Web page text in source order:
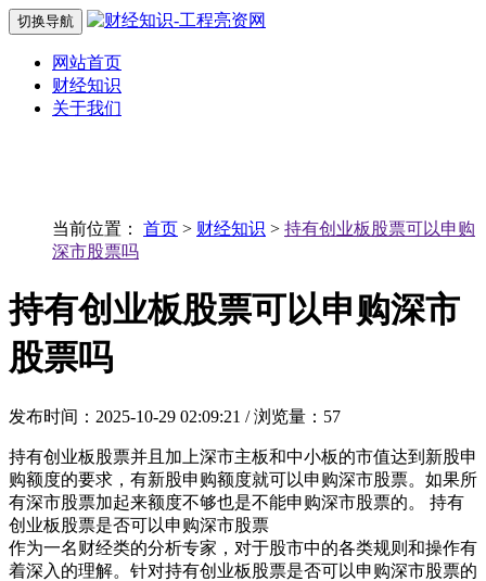
切换导航
网站首页
财经知识
关于我们
当前位置： 首页 > 财经知识 > 持有创业板股票可以申购
深市股票吗
持有创业板股票可以申购深市
股票吗
发布时间：2025-10-29 02:09:21 / 浏览量：57
持有创业板股票并且加上深市主板和中小板的市值达到新股申
购额度的要求，有新股申购额度就可以申购深市股票。如果所
有深市股票加起来额度不够也是不能申购深市股票的。 持有
创业板股票是否可以申购深市股票
作为一名财经类的分析专家，对于股市中的各类规则和操作有
着深入的理解。针对持有创业板股票是否可以申购深市股票的